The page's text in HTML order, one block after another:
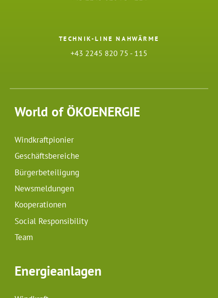
TECHNIK-LINE NAHWÄRME
+43 2245 820 75 - 115
World of ÖKOENERGIE
Windkraftpionier
Geschäftsbereiche
Bürgerbeteiligung
Newsmeldungen
Kooperationen
Social Responsibility
Team
Energieanlagen